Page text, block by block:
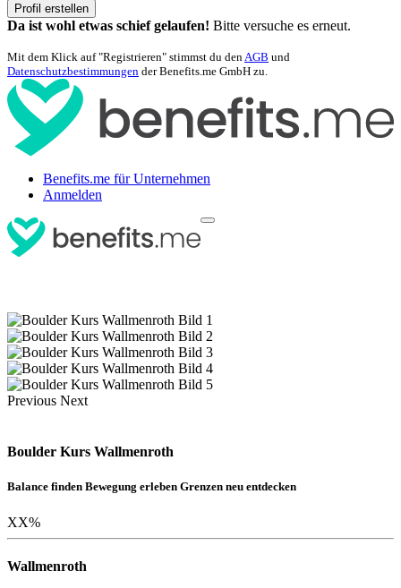
Profil erstellen
Da ist wohl etwas schief gelaufen! Bitte versuche es erneut.
Mit dem Klick auf "Registrieren" stimmst du denAGB und
Datenschutzbestimmungen der Benefits.me GmbH zu.
Benefits.me für Unternehmen
Anmelden
Previous Next
Boulder Kurs Wallmenroth
Balance finden Bewegung erleben Grenzen neu entdecken
XX%
Wallmenroth